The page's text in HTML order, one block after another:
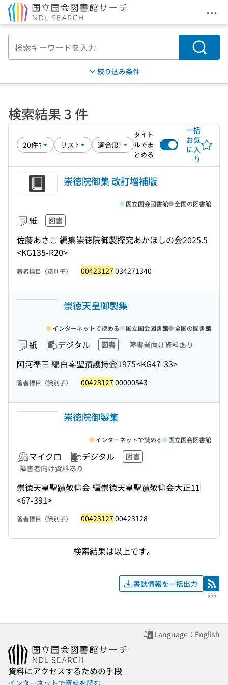
メ
検索
絞り込み条件
検索結果 3 件
タイト
ルでま
とめる
一括
お気
に入
り
崇徳院御集 改訂増補版
紙 図書
佐藤あさこ 編集崇徳院御製探究あかほしの会2025.5
<KG135-R20>
国立国会図書館 全国の図書館
著者標目（識別子） 00423127 034271340
崇徳天皇御製集
紙 デジタル 図書 障害者向け資料あり
阿河準三 編白峯聖蹟護持会1975<KG47-33>
インターネットで読める 国立国会図書館 全国の図書館
著者標目（識別子） 00423127 00000543
崇徳院御製集
マイクロ デジタル
図書
障害者向け資料あり
崇徳天皇聖蹟敬仰会 編崇徳天皇聖蹟敬仰会大正11
<67-391>
インターネットで読める 国立国会図書館
著者標目（識別子） 00423127 00423128
検索結果は以上です。
書誌情報を一括出力 RSS
RSS
Language：English
資料にアクセスするための手段
インターネットで資料を読む